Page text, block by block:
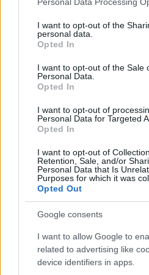
not limited to your visit or usage
grant or deny consent to Google
use your data for below
consent section.
I want to opt-out of the
personal data.
Opted In
I want to opt-out of the Sale
Personal Data.
Opted In
I want to opt-out of
Personal Data for Targeted
Opted In
I want to opt-out of
Retention, Sale, and/or
Personal Data that Is
Purposes for which it was
Opted Out
Google consents
I want to allow Google to
related to advertising like
device identifiers in apps.